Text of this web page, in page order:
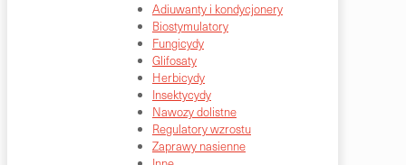
Adiuwanty i kondycjonery
Biostymulatory
Fungicydy
Glifosaty
Herbicydy
Insektycydy
Nawozy dolistne
Regulatory wzrostu
Zaprawy nasienne